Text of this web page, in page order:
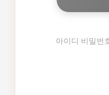
아이디 비밀번